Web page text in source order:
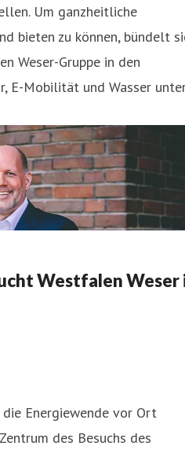
Um ganzheitliche
bieten zu können, bündelt
Weser-Gruppe in den
E-Mobilität und Wasser
Westfalen Weser
Energiewende vor Ort
des Besuchs des